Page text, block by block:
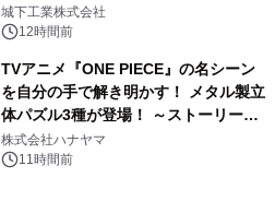
ーブル1本つなぐだけ、テレビの音が
ぐっと豊かに
城下工業株式会社
12時間前
TVアニメ『ONE PIECE』の名シーン
を自分の手で解き明かす！ メタル製立
体パズル3種が登場！ ～ストーリーと
ギミックが融合した 大人の体験型パズ
ルが8月7日(金)12時より先行予約受付
株式会社ハナヤマ
11時間前